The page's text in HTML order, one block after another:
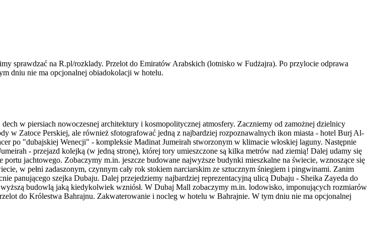
sprawdzać na R.pl/rozklady. Przelot do Emiratów Arabskich (lotnisko w Fudżajra). Po przylocie odprawa
dniu nie ma opcjonalnej obiadokolacji w hotelu.
w piersiach nowoczesnej architektury i kosmopolitycznej atmosfery. Zaczniemy od zamożnej dzielnicy
w Zatoce Perskiej, ale również sfotografować jedną z najbardziej rozpoznawalnych ikon miasta - hotel Burj Al-
po "dubajskiej Wenecji" - kompleksie Madinat Jumeirah stworzonym w klimacie włoskiej laguny. Następnie
- przejazd kolejką (w jedną stronę), której tory umieszczone są kilka metrów nad ziemią! Dalej udamy się
jachtowego. Zobaczymy m.in. jeszcze budowane najwyższe budynki mieszkalne na świecie, wznoszące się
w pełni zadaszonym, czynnym cały rok stokiem narciarskim ze sztucznym śniegiem i pingwinami. Zanim
panującego szejka Dubaju. Dalej przejedziemy najbardziej reprezentacyjną ulicą Dubaju - Sheika Zayeda do
budowlą jaką kiedykolwiek wzniósł. W Dubaj Mall zobaczymy m.in. lodowisko, imponujących rozmiarów
do Królestwa Bahrajnu. Zakwaterowanie i nocleg w hotelu w Bahrajnie. W tym dniu nie ma opcjonalnej